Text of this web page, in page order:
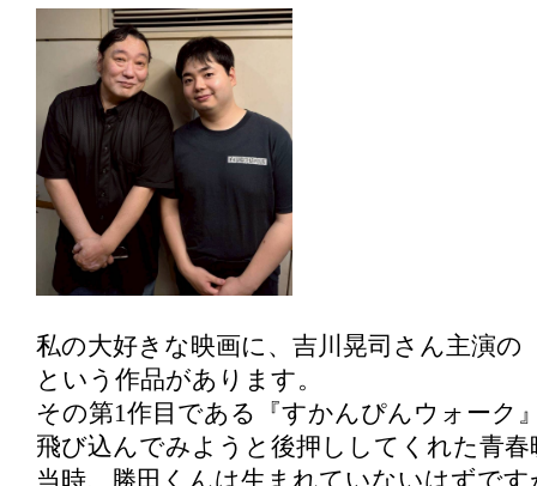
私の大好きな映画に、吉川晃司さん主演の
という作品があります。
その第1作目である『すかんぴんウォーク
飛び込んでみようと後押ししてくれた青
当時、勝田くんは生まれていないはずで